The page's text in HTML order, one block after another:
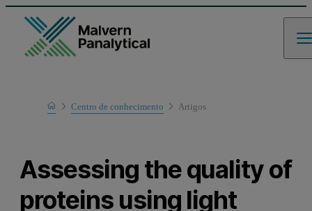
Home
Learn
Centro de conhecimento Artigos
Assessing the quality of
proteins using light